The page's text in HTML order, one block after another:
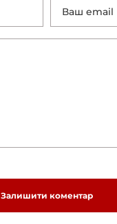
Залишити коментар